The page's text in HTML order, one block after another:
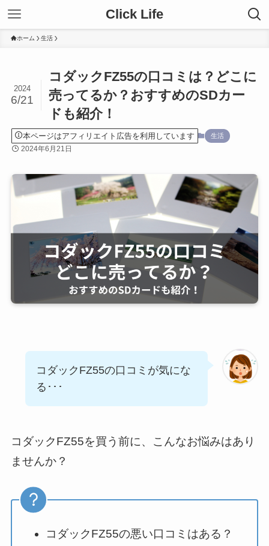
Click Life
ホーム 生活
コダックFZ55の口コミは？どこに
売ってるか？おすすめのSDカー
ドも紹介！
2024
6/21
本ページはアフィリエイト広告を利用しています 生活
2024年6月21日
コダックFZ55の口コミが気にな
る･･･
コダックFZ55を買う前に、こんなお悩みはあり
ませんか？
コダックFZ55の悪い口コミはある？